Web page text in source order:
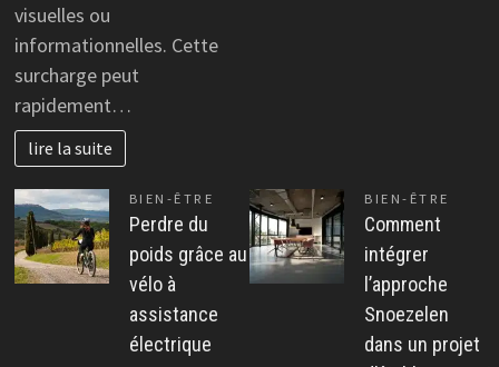
visuelles ou
informationnelles. Cette
surcharge peut
rapidement…
lire la suite
BIEN-ÊTRE
Perdre du
poids grâce au
vélo à
assistance
électrique
BIEN-ÊTRE
Comment
intégrer
l’approche
Snoezelen
dans un projet